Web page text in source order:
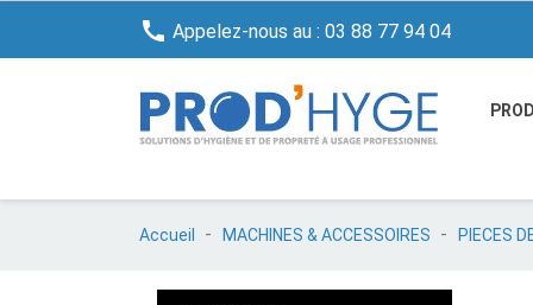
 Appelez-nous au : 03 88 77 94 04
Accueil MACHINES & ACCESSOIRES PIECES